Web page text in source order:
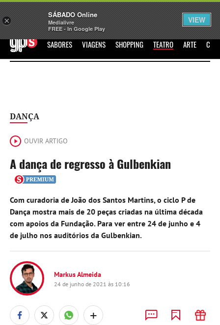
Sábado Assine Iniciar Sessão
GPS SABORES VIAGENS SHOPPING TEATRO ARTE
DANÇA
OUVIR ARTIGO
A dança de regresso à Gulbenkian
Com curadoria de João dos Santos Martins, o ciclo P de
Dança mostra mais de 20 peças criadas na última década
com apoios da Fundação. Para ver entre 24 de junho e 4
de julho nos auditórios da Gulbenkian.
Markus Almeida
24 de junho de 2021 às 10:16
+
×
SÁBADO Online
Medialivre
FREE - In Google Play
VIEW